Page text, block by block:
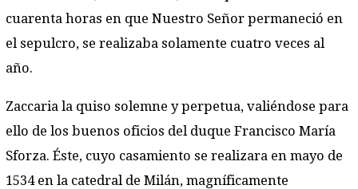
cuarenta horas en que Nuestro Señor permaneció en
el sepulcro, se realizaba solamente cuatro veces al
año.
Zaccaria la quiso solemne y perpetua, valiéndose para
ello de los buenos oficios del duque Francisco María
Sforza. Éste, cuyo casamiento se realizara en mayo de
1534 en la catedral de Milán, magníficamente